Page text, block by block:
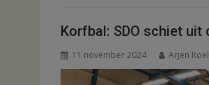
Korfbal: SDO schiet
11 november 2024 Arjen